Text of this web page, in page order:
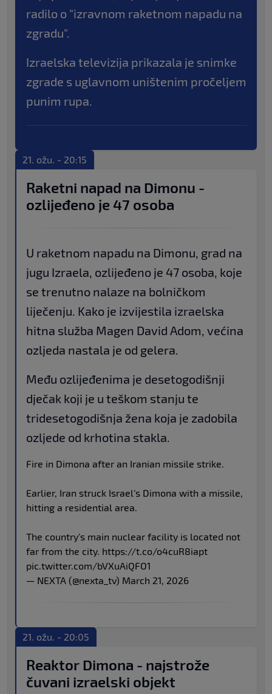
radilo o "izravnom raketnom napadu na
zgradu".
Izraelska televizija prikazala je snimke
zgrade s uglavnom uništenim pročeljem
punim rupa.
21. ožu. - 20:15
Raketni napad na Dimonu -
ozlijeđeno je 47 osoba
U raketnom napadu na Dimonu, grad na
jugu Izraela, ozlijeđeno je 47 osoba, koje
se trenutno nalaze na bolničkom
liječenju. Kako je izvijestila izraelska
hitna služba Magen David Adom, većina
ozljeda nastala je od gelera.
Među ozlijeđenima je desetogodišnji
dječak koji je u teškom stanju te
tridesetogodišnja žena koja je zadobila
ozljede od krhotina stakla.
Fire in Dimona after an Iranian missile strike.
Earlier, Iran struck Israel’s Dimona with a missile,
hitting a residential area.
The country’s main nuclear facility is located not
far from the city. https://t.co/o4cuR8iapt
pic.twitter.com/bVXuAiQFO1
— NEXTA (@nexta_tv) March 21, 2026
21. ožu. - 20:05
Reaktor Dimona - najstrože
čuvani izraelski objekt